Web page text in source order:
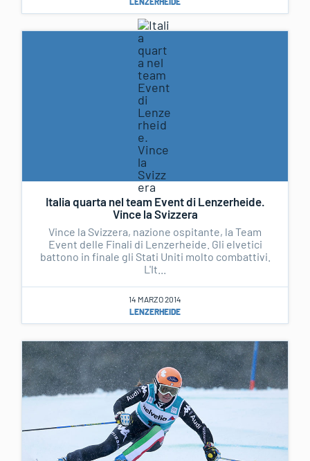
Italia quarta nel team Event di Lenzerheide.
Vince la Svizzera
Vince la Svizzera, nazione ospitante, la Team
Event delle Finali di Lenzerheide. Gli elvetici
battono in finale gli Stati Uniti molto combattivi.
L'It...
14 MARZO 2014
LENZERHEIDE